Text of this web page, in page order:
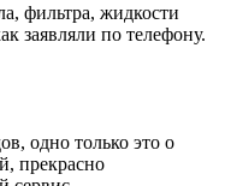
фильтра, жидкости
заявляли по телефону.
одно только это о
прекрасно